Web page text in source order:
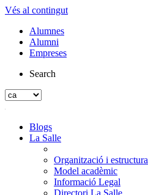
Vés al contingut
Alumnes
Alumni
Empreses
Search
Blogs
La Salle
Organització i estructura
Model acadèmic
Informació Legal
Directori La Salle